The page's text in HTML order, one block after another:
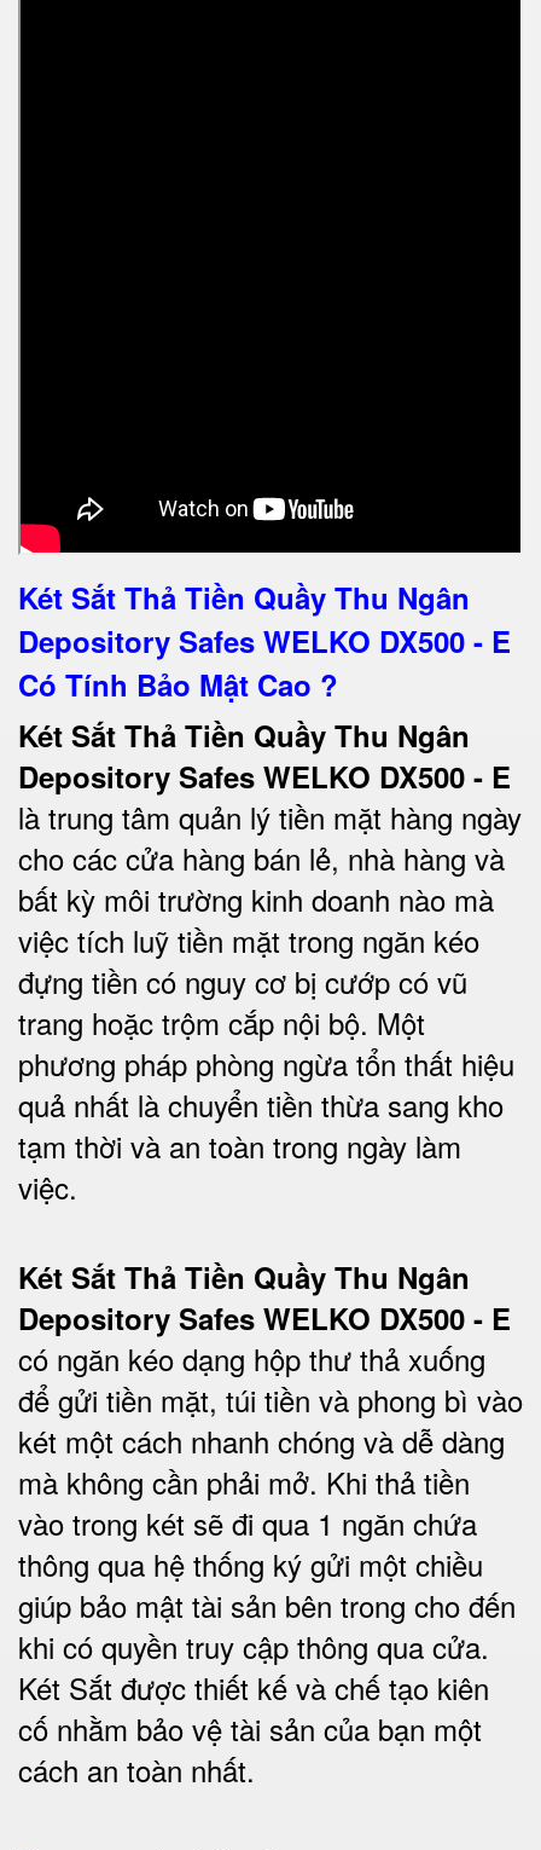
Két Sắt Thả Tiền Quầy Thu Ngân
Depository Safes WELKO DX500 - E
Có Tính Bảo Mật Cao ?
Két Sắt Thả Tiền Quầy Thu Ngân
Depository Safes WELKO DX500 - E
là trung tâm quản lý tiền mặt hàng ngày
cho các cửa hàng bán lẻ, nhà hàng và
bất kỳ môi trường kinh doanh nào mà
việc tích luỹ tiền mặt trong ngăn kéo
đựng tiền có nguy cơ bị cướp có vũ
trang hoặc trộm cắp nội bộ. Một
phương pháp phòng ngừa tổn thất hiệu
quả nhất là chuyển tiền thừa sang kho
tạm thời và an toàn trong ngày làm
việc.
Két Sắt Thả Tiền Quầy Thu Ngân
Depository Safes WELKO DX500 - E
có ngăn kéo dạng hộp thư thả xuống
để gửi tiền mặt, túi tiền và phong bì vào
két một cách nhanh chóng và dễ dàng
mà không cần phải mở. Khi thả tiền
vào trong két sẽ đi qua 1 ngăn chứa
thông qua hệ thống ký gửi một chiều
giúp bảo mật tài sản bên trong cho đến
khi có quyền truy cập thông qua cửa.
Két Sắt được thiết kế và chế tạo kiên
cố nhằm bảo vệ tài sản của bạn một
cách an toàn nhất.